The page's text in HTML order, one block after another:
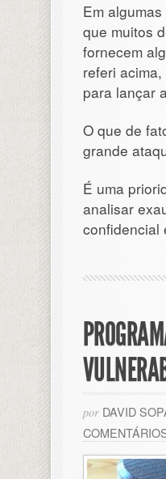
Em
que muitos
fornecem
referi
para lançar
O que de
grande
É uma
analisar
por DAVID